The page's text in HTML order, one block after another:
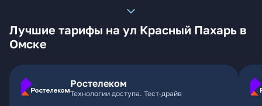
Лучшие тарифы на ул Красный Пахарь в
Омске
Ростелеком
Технологии доступа. Тест-драйв